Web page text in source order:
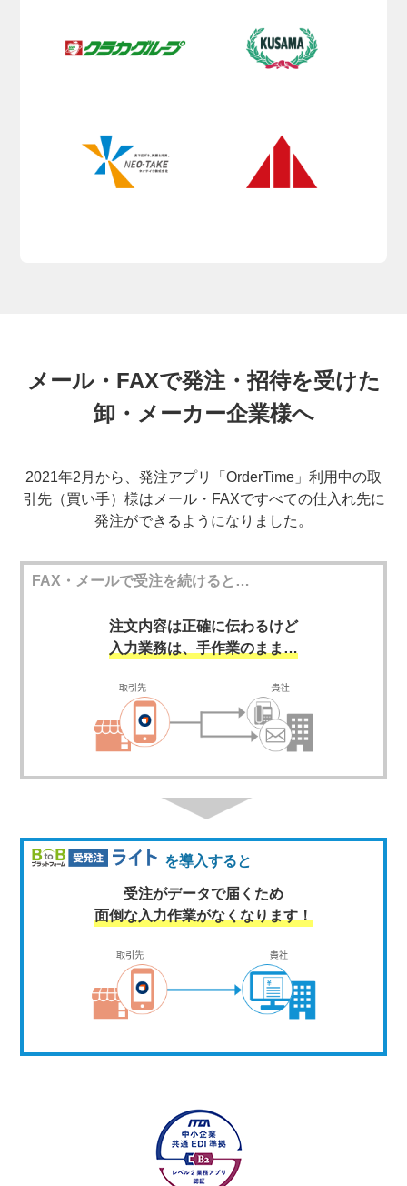
メール・FAXで発注・招待を受けた
卸・メーカー企業様へ
2021年2月から、発注アプリ「OrderTime」利用中の取
引先（買い手）様は メール・FAXですべての仕入れ先に
発注ができるようになりました。
FAX・メールで受注を続けると…
注文内容は正確に伝わるけど
入力業務は、手作業のまま…
を導入すると
受注がデータで届くため
面倒な入力作業がなくなります！